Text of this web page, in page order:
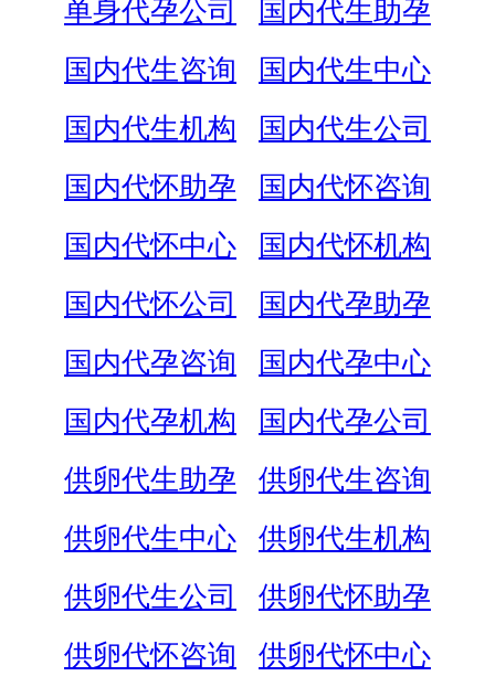
单身代孕公司
国内代生助孕
国内代生咨询
国内代生中心
国内代生机构
国内代生公司
国内代怀助孕
国内代怀咨询
国内代怀中心
国内代怀机构
国内代怀公司
国内代孕助孕
国内代孕咨询
国内代孕中心
国内代孕机构
国内代孕公司
供卵代生助孕
供卵代生咨询
供卵代生中心
供卵代生机构
供卵代生公司
供卵代怀助孕
供卵代怀咨询
供卵代怀中心